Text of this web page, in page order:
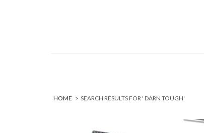
HOME > SEARCH RESULTS FOR ' DARN TOUGH'